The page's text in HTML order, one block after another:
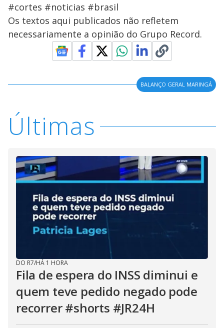
#cortes #noticias #brasil
Os textos aqui publicados não refletem
necessariamente a opinião do Grupo Record.
BALANÇO GERAL MARINGÁ
Últimas
DO R7/HÁ 1 HORA
Fila de espera do INSS diminui e
quem teve pedido negado pode
recorrer #shorts #JR24H